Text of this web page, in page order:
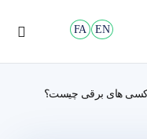
FA EN
های برقی چیست؟